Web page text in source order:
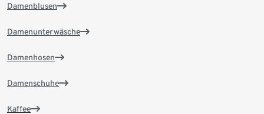
Damenblusen
Damenunterwäsche
Damenhosen
Damenschuhe
Kaffee